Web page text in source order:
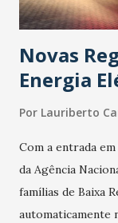
materiais
para ...
Novas
Energia
Por Lauriberto
Com a entrada
da Agência
famílias de Baixa
automaticamente